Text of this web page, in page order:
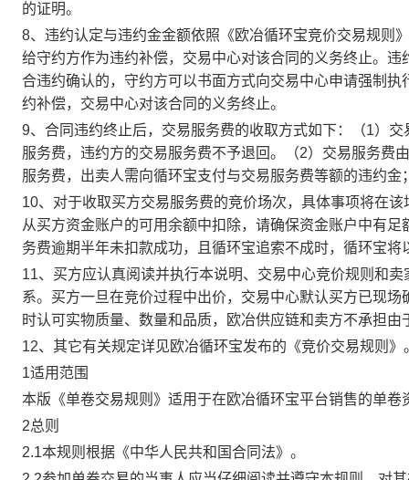
的证明。
8、违约认定与违约金金额依照《欧冶循环宝竞价交易规则
给守约方作为违约补偿，交易中心对该合同的义务终止。
合违约确认的，守约方可以书面方式向交易中心申请强制
约补偿，交易中心对该合同的义务终止。
9、合同违约终止后，交易服务费的收取方式如下：（1）
服务费，违约方的交易服务费不予退回。（2）交易服务费
服务费，出卖人需向循环宝支付与交易服务费等额的违约
10、对于收取买方交易服务费的竞价场次，具体事项将在
从买方资金账户的可用余额中扣除，请确保资金账户中有
务费逾期半年未扣款成功，且循环宝追索不成时，循环宝将
11、买方应认真阅读并执行本说明、交易中心竞价规则和
系。买方一旦在竞价过程中出价，交易中心默认买方已现
时认可实物质量、数量和品质，欧冶供应链和卖方不承担由
12、其它有关规定详见欧冶循环宝发布的《竞价交易规则》
1适用范围
本版《单卷交易规则》适用于在欧冶循环宝平台销售的单卷
2总则
2.1本规则根据《中华人民共和国合同法》。